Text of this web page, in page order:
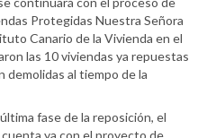
Protegidas Nuestra Señora
Canario de la Vivienda en el
las 10 viviendas ya repuestas
demolidas al tiempo de la
fase de la reposición, el
ya con el proyecto de